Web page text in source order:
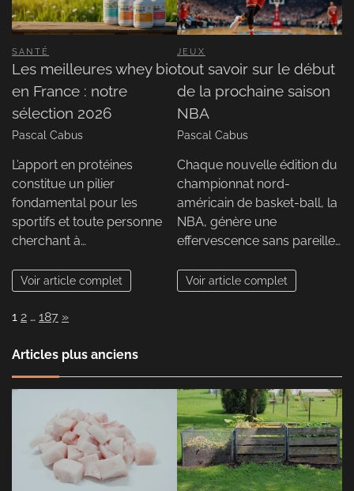
SANTÉ
Les meilleures whey bio
en France : notre
sélection 2026
Pascal Cabus
L’apport en protéines
constitue un pilier
fondamental pour les
sportifs et toute personne
cherchant à…
Voir article complet
JEUX
tout savoir sur le début
de la prochaine saison
NBA
Pascal Cabus
Chaque nouvelle édition du
championnat nord-
américain de basket-ball, la
NBA, génère une
effervescence sans pareille…
Voir article complet
Page:
1 2 … 187 Next
»
Articles plus anciens